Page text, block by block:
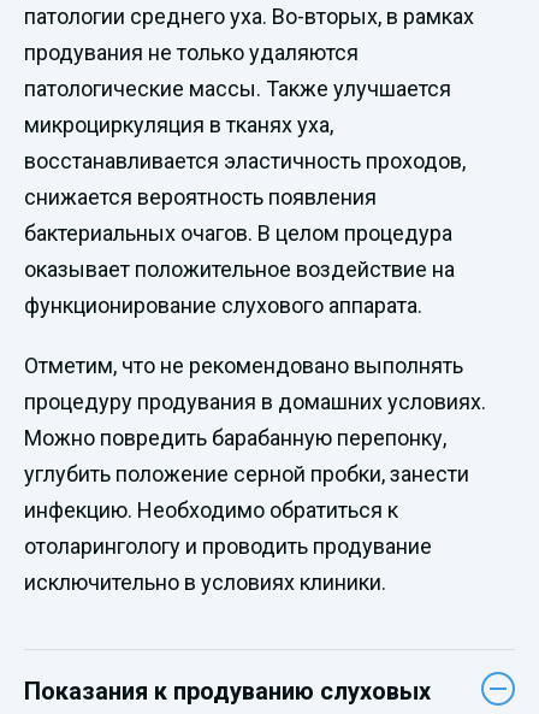
патологии среднего уха. Во-вторых, в рамках
продувания не только удаляются
патологические массы. Также улучшается
микроциркуляция в тканях уха,
восстанавливается эластичность проходов,
снижается вероятность появления
бактериальных очагов. В целом процедура
оказывает положительное воздействие на
функционирование слухового аппарата.
Отметим, что не рекомендовано выполнять
процедуру продувания в домашних условиях.
Можно повредить барабанную перепонку,
углубить положение серной пробки, занести
инфекцию. Необходимо обратиться к
отоларингологу и проводить продувание
исключительно в условиях клиники.
Показания к продуванию слуховых